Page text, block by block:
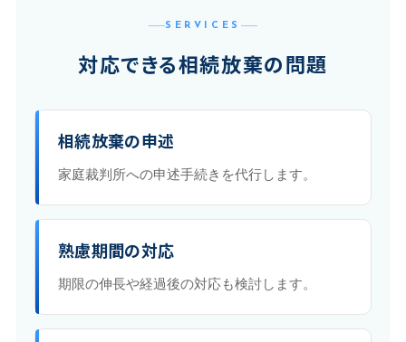
SERVICES
対応できる相続放棄の問題
相続放棄の申述
家庭裁判所への申述手続きを代行します。
熟慮期間の対応
期限の伸長や経過後の対応も検討します。